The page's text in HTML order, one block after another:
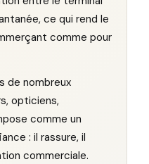
ce qui rend le
comme pour
de nombreux
opticiens,
comme un
: il rassure, il
commerciale.